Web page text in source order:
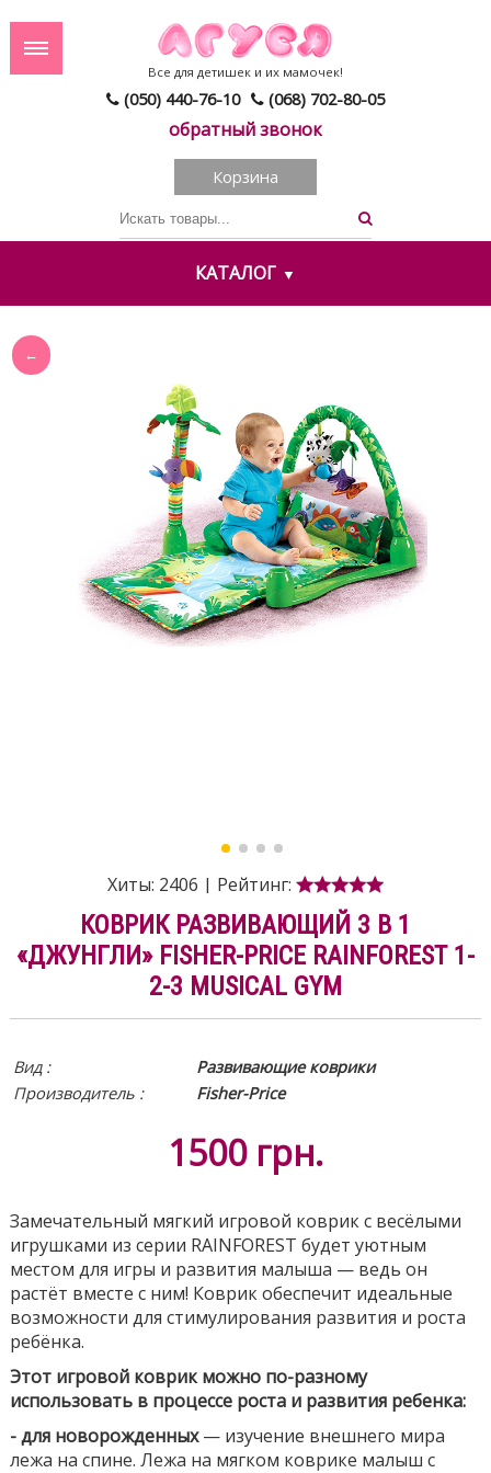
(050) 440-76-10 (068) 702-80-05
обратный звонок
Все для детишек и их мамочек!
Корзина
КАТАЛОГ
Хиты: 2406 | Рейтинг:
КОВРИК РАЗВИВАЮЩИЙ 3 В 1
«ДЖУНГЛИ» FISHER-PRICE RAINFOREST 1-
2-3 MUSICAL GYM
Вид :
Развивающие коврики
Производитель :
Fisher-Price
1500 грн.
Замечательный мягкий игровой коврик с весёлыми
игрушками из серии RAINFOREST будет уютным
местом для игры и развития малыша —ведь он
растёт вместе с ним! Коврик обеспечит идеальные
возможности для стимулирования развития и роста
ребёнка.
Этот игровой коврик можно по-разному
использовать в процессе роста и развития ребенка:
- для новорожденных —изучение внешнего мира
лежа на спине. Лежа на мягком коврике малыш с